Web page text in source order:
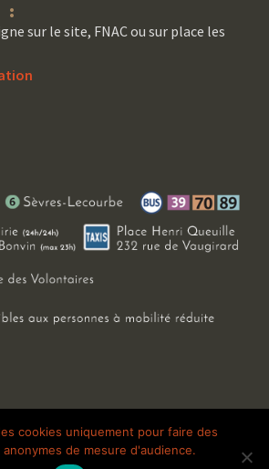
:
sur le site, FNAC ou sur place les
| Tous droits réservés | Mentions légales
Galerie photo
cookies uniquement pour faire des
de mesure d'audience.